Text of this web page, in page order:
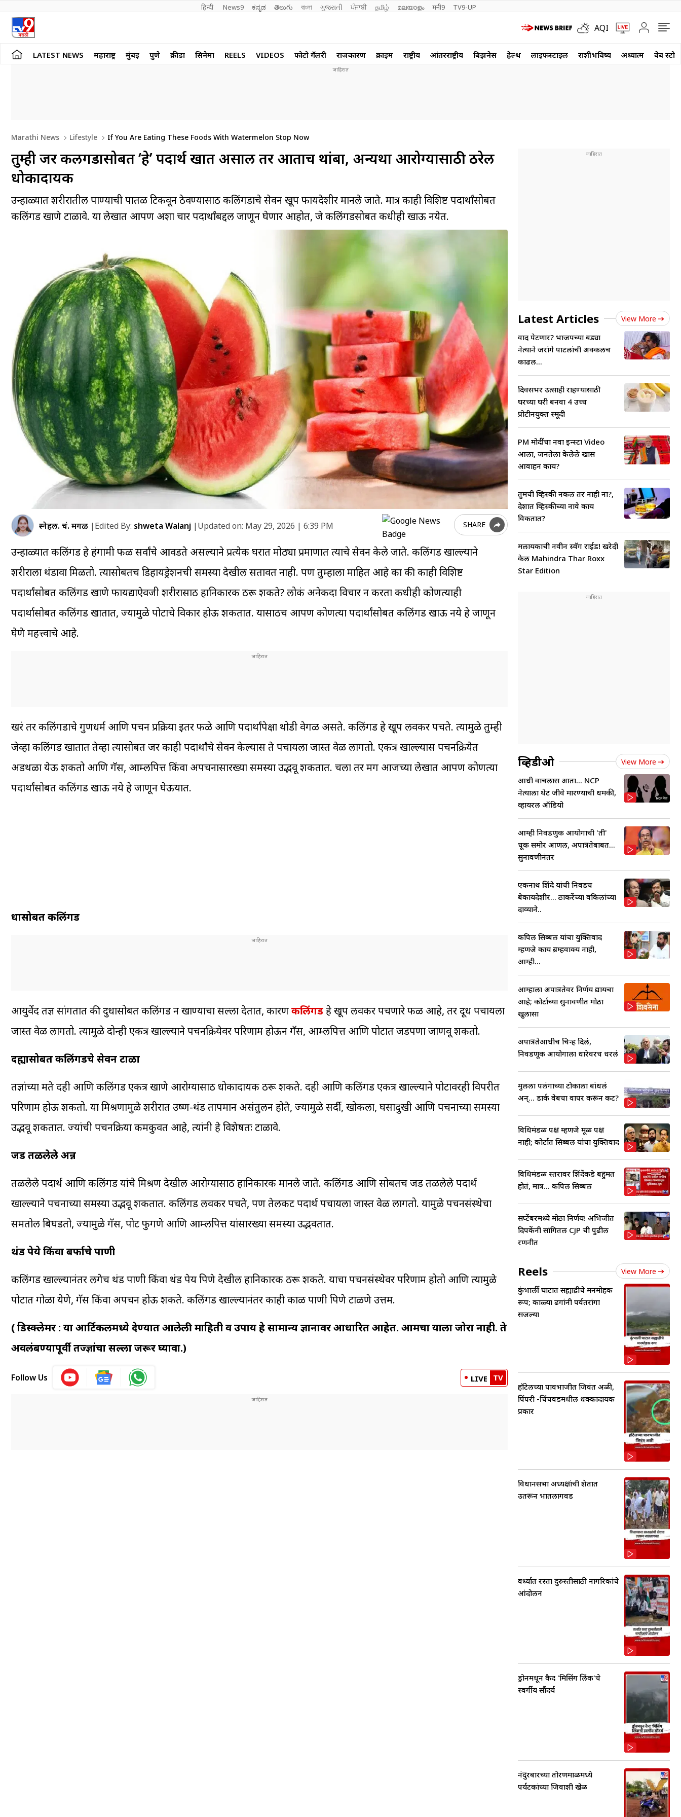
हिन्दी News9 ಕನ್ನಡ తెలుగు বাংলা ગુજરાતી ਪੰਜਾਬੀ தமிழ் മലയാളം मनी9 TV9-UP
AQI
LATEST NEWS महाराष्ट्र मुंबई पुणे क्रीडा सिनेमा REELS VIDEOS फोटो गॅलरी राजकारण क्राईम राष्ट्रीय आंतरराष्ट्रीय बिझनेस हेल्थ लाईफस्टाईल राशीभविष्य अध्यात्म वेब
Marathi News Lifestyle If You Are Eating These Foods With Watermelon Stop Now
तुम्ही जर कलिंगडासोबत ‘हे’ पदार्थ खात असाल तर आताच थांबा, अन्यथा आरोग्यासाठी ठरेल
धोकादायक
उन्हाळ्यात शरीरातील पाण्याची पातळी टिकवून ठेवण्यासाठी कलिंगडाचे सेवन खूप फायदेशीर मानले जाते. मात्र काही विशिष्ट पदार्थांसोबत
कलिंगड खाणे टाळावे. या लेखात आपण अशा चार पदार्थांबद्दल जाणून घेणार आहोत, जे कलिंगडसोबत कधीही खाऊ नयेत.
स्नेहल. चं. मेंगळ |Edited By: shweta Walanj |Updated on: May 29, 2026 | 6:39 PM SHARE
उन्हाळ्यात कलिंगड हे हंगामी फळ सर्वांचे आवडते असल्याने प्रत्येक घरात मोठ्या प्रमाणात त्याचे सेवन केले जाते. कलिंगड खाल्ल्याने
शरीराला थंडावा मिळतो. त्यासोबतच डिहायड्रेशनची समस्या देखील सतावत नाही. पण तुम्हाला माहित आहे का की काही विशिष्ट
पदार्थांसोबत कलिंगड खाणे फायद्याऐवजी शरीरासाठी हानिकारक ठरू शकते? लोकं अनेकदा विचार न करता कधीही कोणत्याही
पदार्थासोबत कलिंगड खातात, ज्यामुळे पोटाचे विकार होऊ शकतात. यासाठीच आपण कोणत्या पदार्थांसोबत कलिंगड खाऊ नये हे जाणून
घेणे महत्त्वाचे आहे.
खरं तर कलिंगडाचे गुणधर्म आणि पचन प्रक्रिया इतर फळे आणि पदार्थांपेक्षा थोडी वेगळी असते. कलिंगड ‍हे खूप लवकर पचते. त्यामुळे तुम्ही
जेव्हा कलिंगड खातात तेव्हा त्यासोबत जर काही पदार्थांचे सेवन केल्यास ते पचायला जास्त वेळ लागतो. एकत्र खाल्ल्यास पचनक्रियेत
अडथळा येऊ शकतो आणि गॅस, आम्लपित्त किंवा अपचनासारख्या समस्या उद्भवू शकतात. चला तर मग आजच्या लेखात आपण कोणत्या
पदार्थांसोबत कलिंगड खाऊ नये हे जाणून घेऊयात.
दुधासोबत कलिंगड
आयुर्वेद तज्ञ सांगतात की दुधासोबत कलिंगड न खाण्याचा सल्ला देतात, कारणकलिंगडहे खूप लवकर पचणारे फळ आहे, तर दूध पचायला
जास्त वेळ लागतो. त्यामुळे दोन्ही एकत्र खाल्ल्याने पचनक्रियेवर परिणाम होऊन गॅस, आम्लपित्त आणि पोटात जडपणा जाणवू शकतो.
दह्यासोबत कलिंगडचे सेवन टाळा
तज्ञांच्या मते दही आणि कलिंगड एकत्र खाणे आरोग्यासाठी धोकादायक ठरू शकते. दही आणि कलिंगड एकत्र खाल्ल्याने पोटावरही विपरीत
परिणाम होऊ शकतो. या मिश्रणामुळे शरीरात उष्ण-थंड तापमान असंतुलन होते, ज्यामुळे सर्दी, खोकला, घसादुखी आणि पचनाच्या समस्या
उद्भवू शकतात. ज्यांची पचनक्रिया कमकुवत आहे, त्यांनी हे विशेषतः टाळावे.
जड तळलेले अन्न
तळलेले पदार्थ आणि कलिंगड यांचे मिश्रण देखील आरोग्यासाठी हानिकारक मानले जाते. कलिंगड आणि सोबतच जड तळलेले पदार्थ
खाल्ल्याने पचनाच्या समस्या उद्भवू शकतात. कलिंगड लवकर पचते, पण तेलकट पदार्थ पचायला जास्त वेळ लागतो. यामुळे पचनसंस्थेचा
समतोल बिघडतो, ज्यामुळे गॅस, पोट फुगणे आणि आम्लपित्त यांसारख्या समस्या उद्भवतात.
थंड पेये किंवा बर्फाचे पाणी
कलिंगड खाल्ल्यानंतर लगेच थंड पाणी किंवा थंड पेय पिणे देखील हानिकारक ठरू शकते. याचा पचनसंस्थेवर परिणाम होतो आणि त्यामुळे
पोटात गोळा येणे, गॅस किंवा अपचन होऊ शकते. कलिंगड खाल्ल्यानंतर काही काळ पाणी पिणे टाळणे उत्तम.
( डिस्क्लेमर : या आर्टिकलमध्ये देण्यात आलेली माहिती व उपाय हे सामान्य ज्ञानावर आधारित आहेत. आमचा याला दुजोरा नाही. ते
अवलंबण्यापूर्वी तज्ज्ञांचा सल्ला जरूर घ्यावा.)
Follow Us LIVE TV
Latest Articles View More
वाद पेटणार? भाजपच्या बड्या
नेत्याने जरांगे पाटलांची अक्कलच
काढली...
दिवसभर उत्साही राहण्यासाठी
घरच्या घरी बनवा 4 उच्च
प्रोटीनयुक्त स्मूदी
PM मोदींचा नवा इन्स्टा Video
आला, जनतेला केलेले खास
आवाहन काय?
तुमची व्हिस्की नकली तर नाही ना?,
देशात व्हिस्कीच्या नावे काय
विकतात?
मलायकाची नवीन स्वॅग राईड! खरेदी
केली Mahindra Thar Roxx
Star Edition
व्हिडीओ View More
आधी वाचलास आता... NCP
नेत्याला थेट जीवे मारण्याची धमकी,
व्हायरल ऑडियो
आम्ही निवडणुक आयोगाची 'ती'
चूक समोर आणली, अपात्रतेबाबत...
सुनावणीनंतर
एकनाथ शिंदे यांची निवडच
बेकायदेशीर... ठाकरेंच्या वकिलांच्या
दाव्याने..
कपिल सिब्बल यांचा युक्तिवाद
म्हणजे काय ब्रम्हवाक्य नाही,
आम्ही...
आम्हाला अपात्रतेवर निर्णय द्यायचा
आहे; कोर्टाच्या सुनावणीत मोठा
खुलासा
अपात्रतेआधीच चिन्ह दिलं,
निवडणूक आयोगाला धारेवरच धरलं
मुलीला पलंगाच्या टोकाला बांधलं
अन्... डार्क वेबचा वापर करून कट?
विधिमंडळ पक्ष म्हणजे मूळ पक्ष
नाही; कोर्टात सिब्बल यांचा युक्तिवाद
विधिमंडळ स्तरावर शिंदेंकडे बहुमत
होतं, मात्र... कपिल सिब्बल
सप्टेंबरमध्ये मोठा निर्णय! अभिजीत
दिपकेंनी सांगितली CJP ची पुढील
रणनीत
Reels View More
कुंभार्ली घाटात सह्याद्रीचे मनमोहक
रूप; काळ्या ढगांनी पर्वतरांगा
सजल्या
हॉटेलच्या पावभाजीत जिवंत अळी,
पिंपरी -चिंचवडमधील धक्कादायक
प्रकार
विधानसभा अध्यक्षांची शेतात
उतरून भातलागवड
वर्ध्यात रस्ता दुरुस्तीसाठी नागरिकांचे
आंदोलन
ड्रोनमधून कैद 'मिसिंग लिंक'चे
स्वर्गीय सौंदर्य
नंदुरबारच्या तोरणमाळमध्ये
पर्यटकांच्या जिवाशी खेळ